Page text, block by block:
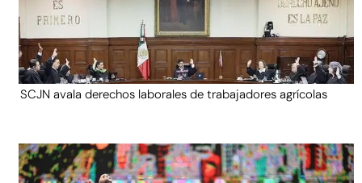
SCJN avala derechos laborales de trabajadores agrícolas